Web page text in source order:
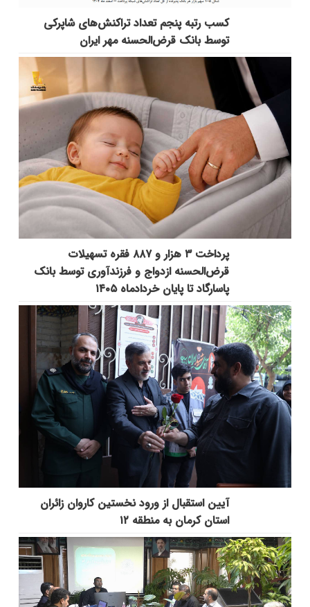
کسب رتبه پنجم تعداد تراکنش‌های شاپرکی
توسط بانک قرض‌الحسنه مهر ایران
پرداخت ۳ هزار و ۸۸۷ فقره تسهیلات
قرض‌الحسنه ازدواج و فرزندآوری توسط بانک
پاسارگاد تا پایان خردادماه ۱۴۰۵
آیین استقبال از ورود نخستین کاروان زائران
استان کرمان به منطقه ۱۲